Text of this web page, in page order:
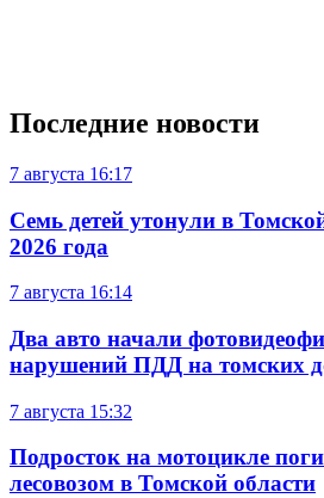
Последние новости
7 августа 16:17
Семь детей утонули в
2026 года
7 августа 16:14
Два авто начали
нарушений ПДД на томских
7 августа 15:32
Подросток на мотоцикле
лесовозом в Томской области